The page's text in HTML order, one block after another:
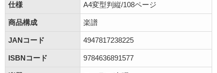
仕様 A4変型判縦/108ページ
商品構成 楽譜
JANコード 4947817238225
ISBNコード 9784636891577